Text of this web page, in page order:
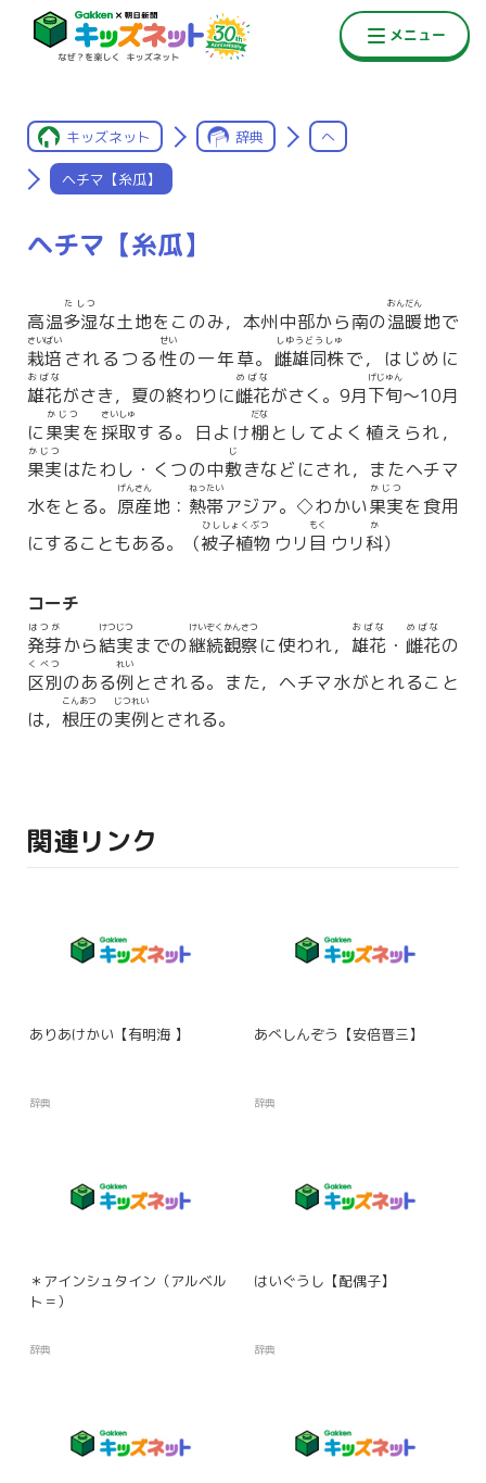
キッズネット 辞典 へ
ヘチマ【糸瓜】
ヘチマ【糸瓜】
高温多湿
たしつ
な土地をこのみ，本州中部から南の温暖
おんだん
地で
栽培
さいばい
されるつる性
せい
の一年草。 雌雄同株
しゆうどうしゅ
で，はじめに
雄花
おばな
がさき，夏の終わりに雌花
めばな
がさく。9月下旬
げじゅん
〜10月
に果実
かじつ
を 採取
さいしゅ
する。日よけ棚
だな
としてよく植えられ，
果実
かじつ
はたわし・くつの中敷
じ
きなどにされ，またヘチマ
水をとる。 原産
げんさん
地： 熱帯
ねったい
アジア。◇わかい果実
かじつ
を食用
にすることもある。（被子植物
ひししょくぶつ
ウリ 目
もく
ウリ科
か
）
コーチ
発芽
はつが
から結実
けつじつ
までの継続観察
けいぞくかんさつ
に使われ， 雄花
おばな
・ 雌花
めばな
の
区別
くべつ
のある例
れい
とされる。また，ヘチマ水がとれること
は， 根圧
こんあつ
の実例
じつれい
とされる。
関連リンク
ありあけかい【有明海 】
辞典
あべしんぞう【安倍晋三】
辞典
＊アインシュタイン（アルベル
ト＝）
辞典
はいぐうし【配偶子】
辞典